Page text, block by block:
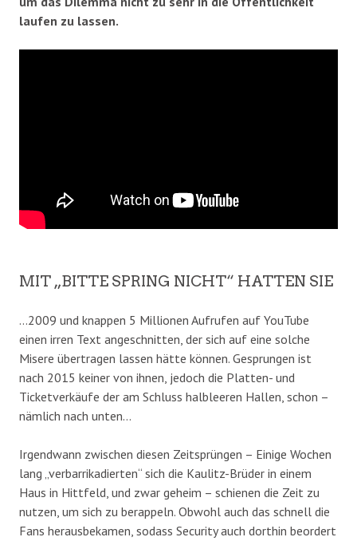
laufen zu lassen.
MIT „BITTE SPRING NICHT“ HATTEN SIE
…2009 und knappen 5 Millionen Aufrufen auf YouTube
einen irren Text angeschnitten, der sich auf eine solche
Misere übertragen lassen hätte können. Gesprungen ist
nach 2015 keiner von ihnen, jedoch die Platten- und
Ticketverkäufe der am Schluss halbleeren Hallen, schon –
nämlich nach unten…
Irgendwann zwischen diesen Zeitsprüngen – Einige Wochen
lang „verbarrikadierten“ sich die Kaulitz-Brüder in einem
Haus in Hittfeld, und zwar geheim – schienen die Zeit zu
nutzen, um sich zu berappeln. Obwohl auch das schnell die
Fans herausbekamen, sodass Security auch dorthin beordert